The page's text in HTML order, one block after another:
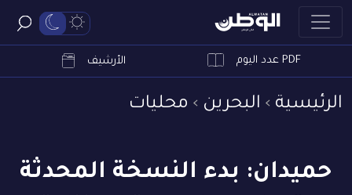
PDF عدد اليوم الأرشيف
الرئيسية البحرين محليات
حميدان: بدء النسخة المحدثة